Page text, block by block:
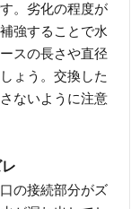
。劣化の程度が
強することで水
スの長さや直径
ょう。交換した
ないように注意
の接続部分がズ